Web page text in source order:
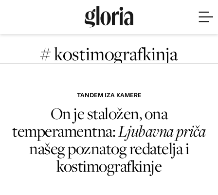
# kostimografkinja
TANDEM IZA KAMERE
On je staložen, ona
temperamentna:Ljubavna priča
našeg poznatog redatelja i
kostimografkinje